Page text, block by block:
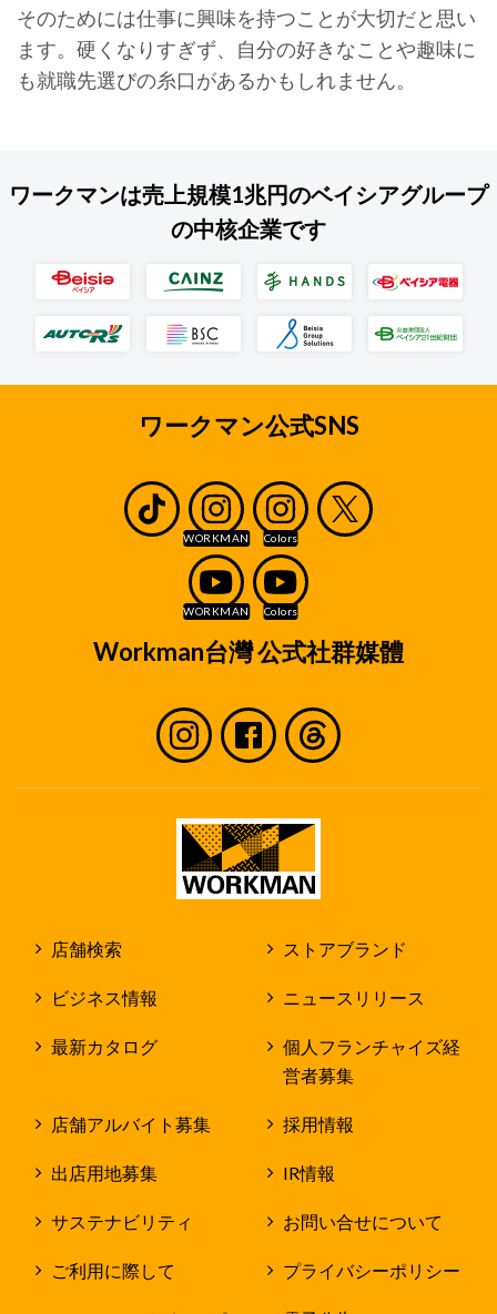
そのためには仕事に興味を持つことが大切だと思い
ます。硬くなりすぎず、自分の好きなことや趣味に
も就職先選びの糸口があるかもしれません。
ワークマンは売上規模1兆円のベイシアグループ
の中核企業です
ワークマン公式SNS
Workman台灣 公式社群媒體
店舗検索 ストアブランド
ビジネス情報 ニュースリリース
最新カタログ
個人フランチャイズ経
営者募集
店舗アルバイト募集 採用情報
出店用地募集 IR情報
サステナビリティ お問い合せについて
ご利用に際して プライバシーポリシー